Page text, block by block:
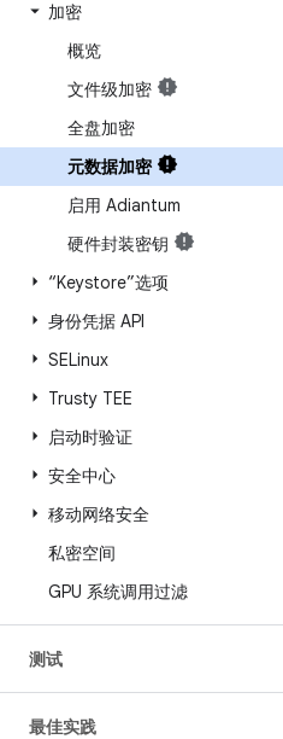
加密
概览
文件级加密
全盘加密
元数据加密
启用 Adiantum
硬件封装密钥
“Keystore”选项
身份凭据 API
SELinux
Trusty TEE
启动时验证
安全中心
移动网络安全
私密空间
GPU 系统调用过滤
测试
最佳实践